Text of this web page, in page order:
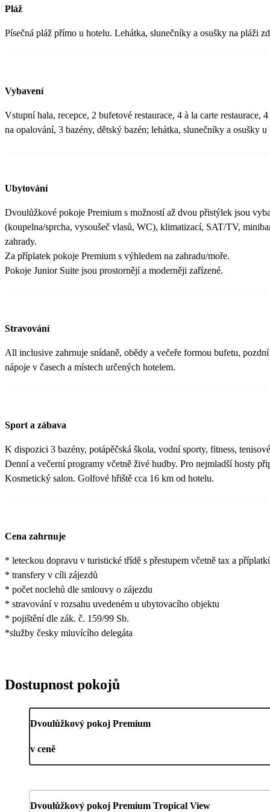
jezírky a fontánami s pávi a dalším ptactvem... Po celém areálu se také konají různé animační,
službách tohoto hotelu... Opravdu si 5* zaslouží a celému
Pláž
Písečná pláž přímo u hotelu. Lehátka, slunečníky a osušky na pláži
Vybavení
Vstupní hala, recepce, 2 bufetové restaurace, 4 à la carte restaurace,
na opalování, 3 bazény, dětský bazén; lehátka, slunečníky a osušky u
Ubytování
Dvoulůžkové pokoje Premium s možností až dvou přistýlek jsou
(koupelna/sprcha, vysoušeč vlasů, WC), klimatizací, SAT/TV,
zahrady.
Za příplatek pokoje Premium s výhledem na zahradu/moře.
Pokoje Junior Suite jsou prostornějí a moderněji zařízené.
Stravování
All inclusive zahrnuje snídaně, obědy a večeře formou bufetu,
nápoje v časech a místech určených hotelem.
Sport a zábava
K dispozici 3 bazény, potápěčská škola, vodní sporty, fitness,
Denní a večerní programy včetně živé hudby. Pro nejmladší hosty
Kosmetický salon. Golfové hřiště cca 16 km od hotelu.
Cena zahrnuje
* leteckou dopravu v turistické třídě s přestupem včetně tax a
* transfery v cíli zájezdů
* počet noclehů dle smlouvy o zájezdu
* stravování v rozsahu uvedeném u ubytovacího objektu
* pojištění dle zák. č. 159/99 Sb.
*služby česky mluvícího delegáta
Dostupnost pokojů
Dvoulůžkový pokoj Premium
v ceně
Dvoulůžkový pokoj Premium Tropical View